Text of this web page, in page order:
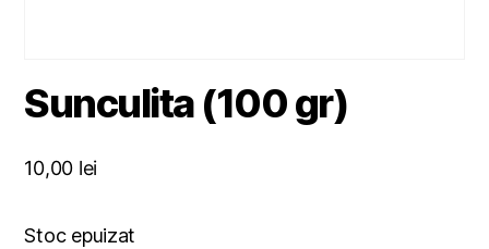
Sunculita (100 gr)
10,00 lei
Stoc epuizat